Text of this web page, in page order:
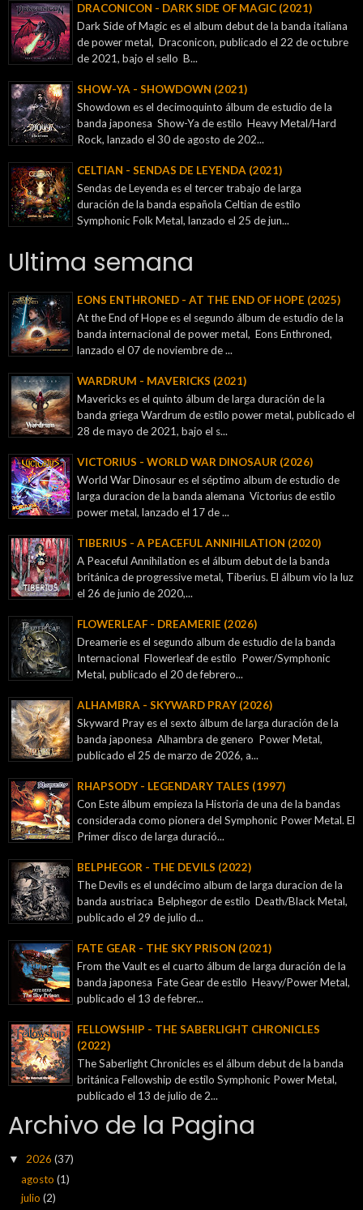
DRACONICON - DARK SIDE OF MAGIC (2021)
Dark Side of Magic es el album debut de la banda italiana
de power metal, Draconicon, publicado el 22 de octubre
de 2021, bajo el sello B...
SHOW-YA - SHOWDOWN (2021)
Showdown es el decimoquinto álbum de estudio de la
banda japonesa Show-Ya de estilo Heavy Metal/Hard
Rock, lanzado el 30 de agosto de 202...
CELTIAN - SENDAS DE LEYENDA (2021)
Sendas de Leyenda es el tercer trabajo de larga
duración de la banda española Celtian de estilo
Symphonic Folk Metal, lanzado el 25 de jun...
Ultima semana
EONS ENTHRONED - AT THE END OF HOPE (2025)
At the End of Hope es el segundo álbum de estudio de la
banda internacional de power metal, Eons Enthroned,
lanzado el 07 de noviembre de ...
WARDRUM - MAVERICKS (2021)
Mavericks es el quinto álbum de larga duración de la
banda griega Wardrum de estilo power metal, publicado el
28 de mayo de 2021, bajo el s...
VICTORIUS - WORLD WAR DINOSAUR (2026)
World War Dinosaur es el séptimo album de estudio de
larga duracion de la banda alemana Victorius de estilo
power metal, lanzado el 17 de ...
TIBERIUS - A PEACEFUL ANNIHILATION (2020)
A Peaceful Annihilation es el álbum debut de la banda
británica de progressive metal, Tiberius. El álbum vio la luz
el 26 de junio de 2020,...
FLOWERLEAF - DREAMERIE (2026)
Dreamerie es el segundo album de estudio de la banda
Internacional Flowerleaf de estilo Power/Symphonic
Metal, publicado el 20 de febrero...
ALHAMBRA - SKYWARD PRAY (2026)
Skyward Pray es el sexto álbum de larga duración de la
banda japonesa Alhambra de genero Power Metal,
publicado el 25 de marzo de 2026, a...
RHAPSODY - LEGENDARY TALES (1997)
Con Este álbum empieza la Historia de una de la bandas
considerada como pionera del Symphonic Power Metal. El
Primer disco de larga duració...
BELPHEGOR - THE DEVILS (2022)
The Devils es el undécimo album de larga duracion de la
banda austriaca Belphegor de estilo Death/Black Metal,
publicado el 29 de julio d...
FATE GEAR - THE SKY PRISON (2021)
From the Vault es el cuarto álbum de larga duración de la
banda japonesa Fate Gear de estilo Heavy/Power Metal,
publicado el 13 de febrer...
FELLOWSHIP - THE SABERLIGHT CHRONICLES
(2022)
The Saberlight Chronicles es el álbum debut de la banda
británica Fellowship de estilo Symphonic Power Metal,
publicado el 13 de julio de 2...
Archivo de la Pagina
▼ 2026 (37)
agosto(1)
julio(2)